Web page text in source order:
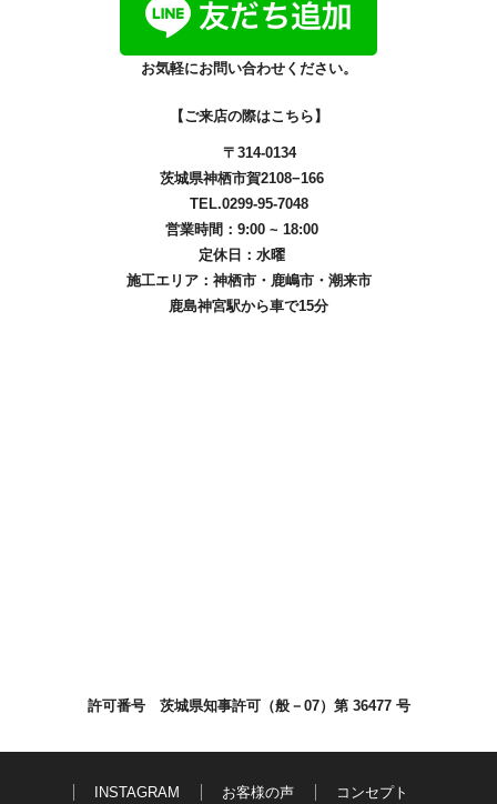
お気軽にお問い合わせください。
【ご来店の際はこちら】
〒314-0134
茨城県神栖市賀2108−166
TEL.0299-95-7048
営業時間：9:00 ~ 18:00
定休日：水曜
施工エリア： 神栖市・ 鹿嶋市・ 潮来市
鹿島神宮駅から車で15分
許可番号 茨城県知事許可（般－07）第 36477 号
INSTAGRAM お客様の声 コンセプト